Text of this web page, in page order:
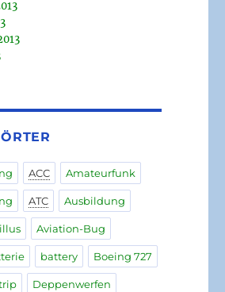
ACC Amateurfunk
ATC Ausbildung
Aviation-Bug
battery Boeing 727
Deppenwerfen